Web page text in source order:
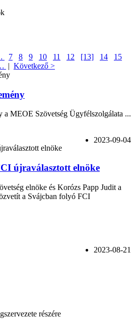
7 8 9 10 11 12 [13] 14
15
| Következő >
a MEOE Szövetség Ügyfélszolgálata ...
2023-09-04
újraválasztott elnöke
elnöke és Korózs Papp Judit a
a Svájcban folyó FCI
2023-08-21
részére